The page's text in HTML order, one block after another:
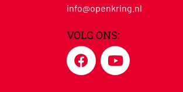
info@openkring.nl
VOLG ONS: